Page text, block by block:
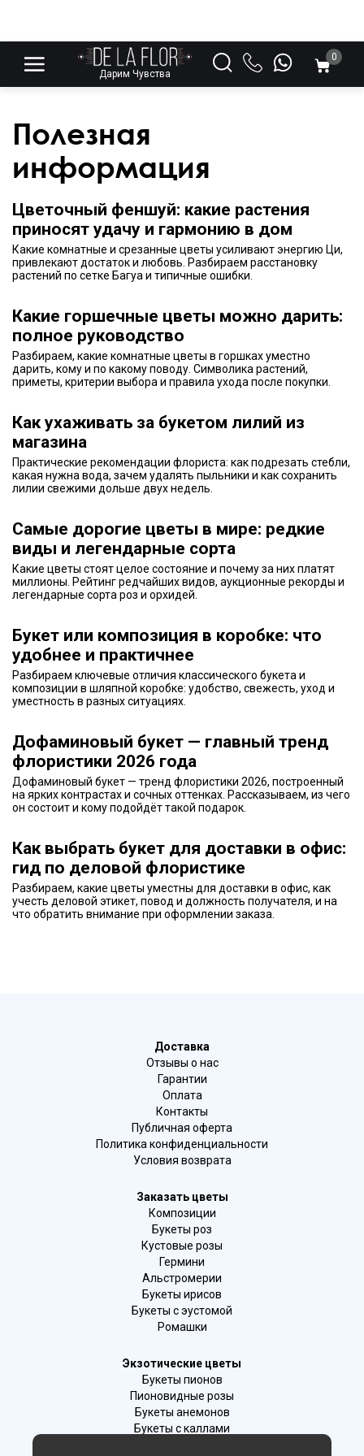
Дарим Чувства
0
Полезная
информация
Цветочный феншуй: какие растения
приносят удачу и гармонию в дом
Какие комнатные и срезанные цветы усиливают энергию Ци,
привлекают достаток и любовь. Разбираем расстановку
растений по сетке Багуа и типичные ошибки.
Какие горшечные цветы можно дарить:
полное руководство
Разбираем, какие комнатные цветы в горшках уместно
дарить, кому и по какому поводу. Символика растений,
приметы, критерии выбора и правила ухода после покупки.
Как ухаживать за букетом лилий из
магазина
Практические рекомендации флориста: как подрезать стебли,
какая нужна вода, зачем удалять пыльники и как сохранить
лилии свежими дольше двух недель.
Самые дорогие цветы в мире: редкие
виды и легендарные сорта
Какие цветы стоят целое состояние и почему за них платят
миллионы. Рейтинг редчайших видов, аукционные рекорды и
легендарные сорта роз и орхидей.
Букет или композиция в коробке: что
удобнее и практичнее
Разбираем ключевые отличия классического букета и
композиции в шляпной коробке: удобство, свежесть, уход и
уместность в разных ситуациях.
Дофаминовый букет — главный тренд
флористики 2026 года
Дофаминовый букет — тренд флористики 2026, построенный
на ярких контрастах и сочных оттенках. Рассказываем, из чего
он состоит и кому подойдёт такой подарок.
Как выбрать букет для доставки в офис:
гид по деловой флористике
Разбираем, какие цветы уместны для доставки в офис, как
учесть деловой этикет, повод и должность получателя, и на
что обратить внимание при оформлении заказа.
Доставка
Отзывы о нас
Гарантии
Оплата
Контакты
Публичная оферта
Политика конфиденциальности
Условия возврата
Заказать цветы
Композиции
Букеты роз
Кустовые розы
Гермини
Альстромерии
Букеты ирисов
Букеты с эустомой
Ромашки
Экзотические цветы
Букеты пионов
Пионовидные розы
Букеты анемонов
Букеты с каллами